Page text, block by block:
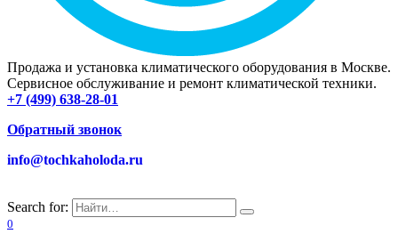
Продажа и установка климатического оборудования в Москве.
Сервисное обслуживание и ремонт климатической техники.
+7 (499) 638-28-01
Обратный звонок
info@tochkaholoda.ru
Search for:
0